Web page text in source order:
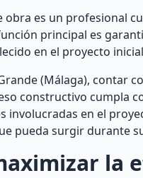
obra es un profesional
principal es
en el proyecto
(Málaga), contar
constructivo cumpla
involucradas en el
pueda surgir durante
la